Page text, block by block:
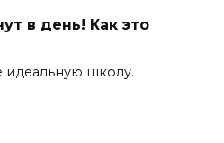
в день! Как это
идеальную школу.